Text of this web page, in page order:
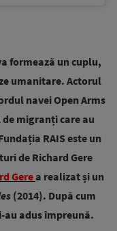
formează un cuplu,
umanitare. Actorul
navei Open Arms
migranți care au
RAIS este un
de Richard Gere
Gerea realizat și un
(2014). După cum
au adus împreună.